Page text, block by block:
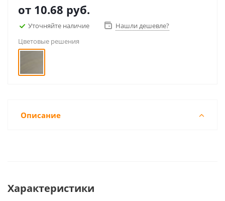
от 10.68 руб.
Уточняйте наличие
Нашли дешевле?
Цветовые решения
Описание
Характеристики